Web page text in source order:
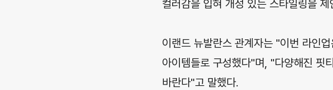
컬러감을 입혀 개성 있는 스타일링을 제
이랜드 뉴발란스 관계자는 "이번 라인
아이템들로 구성했다"며, "다양해진 핏
바란다"고 말했다.